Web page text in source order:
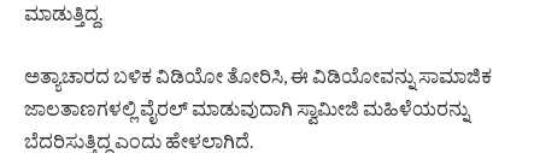
ಮಾಡುತ್ತಿದ್ದ.
ಅತ್ಯಾಚಾರದ ಬಳಿಕ ವಿಡಿಯೋ ತೋರಿಸಿ, ಈ ವಿಡಿಯೋವನ್ನು ಸಾಮಾಜಿಕ
ಜಾಲತಾಣಗಳಲ್ಲಿ ವೈರಲ್ ಮಾಡುವುದಾಗಿ ಸ್ವಾಮೀಜಿ ಮಹಿಳೆಯರನ್ನು
ಬೆದರಿಸುತ್ತಿದ್ದ ಎಂದು ಹೇಳಲಾಗಿದೆ.